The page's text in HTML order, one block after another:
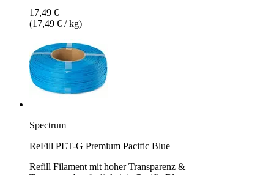
17,49 €
(17,49 € / kg)
Spectrum
ReFill PET-G Premium Pacific Blue
Refill Filament mit hoher Transparenz &